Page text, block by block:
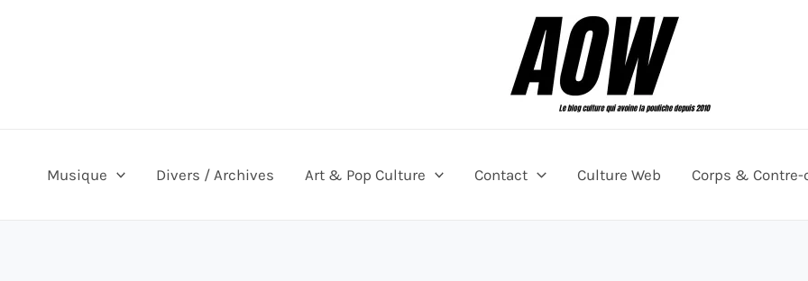
Musique Divers / Archives Art & Pop Culture Contact Culture Web Corps &